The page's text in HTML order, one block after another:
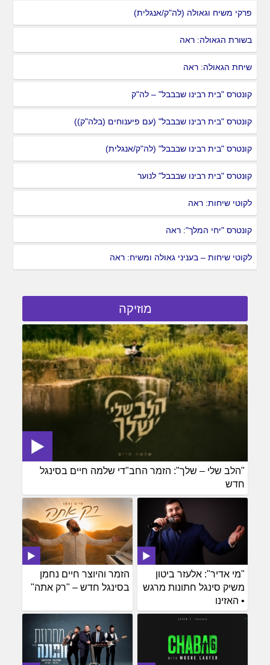
פרקי משיח וגאולה (לה"ק/אנגלית)
בשורת הגאולה: ראה
שיחת הגאולה: ראה
קונטרס "בית רבינו שבבבל" – לה"ק
קונטרס "בית רבינו שבבבל" (עם פיענוחים (בלה"ק))
קונטרס "בית רבינו שבבבל" (לה"ק/אנגלית)
קונטרס "בית רבינו שבבבל" לנוער
לקוטי שיחות: ראה
קונטרס "יחי המלך": ראה
לקוטי שיחות – בעניני גאולה ומשיח: ראה
מוזיקה
"הלב שלי – שלך": הזמר החב"די שלמה חיים בסינגל
חדש
הזמר והיוצר חיים נחמן
בסינגל חדש – "רק אתה"
"מי אדיר": אלעזר ביטון
משיק סינגל חתונות מרגש
• האזינו